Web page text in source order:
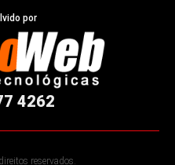
por
4262
reservados.